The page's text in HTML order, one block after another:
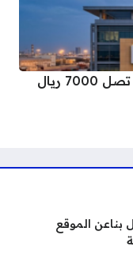
اعلان شركة الهاجري توظيف برواتب تصل 7000 ريال
بناعن الموقع